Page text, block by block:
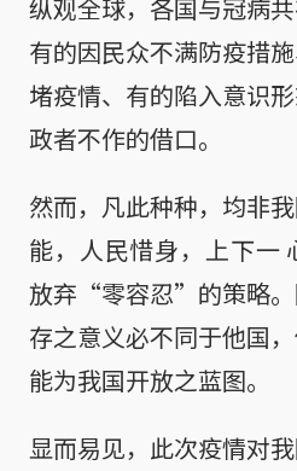
纵观全球，各国与冠病
有的因民众不满防疫措
堵疫情、有的陷入意识
政者不作的借口。
然而，凡此种种，均非
能，人民惜身，上下一
放弃“零容忍”的策略。
存之意义必不同于他国
能为我国开放之蓝图。
显而易见，此次疫情对